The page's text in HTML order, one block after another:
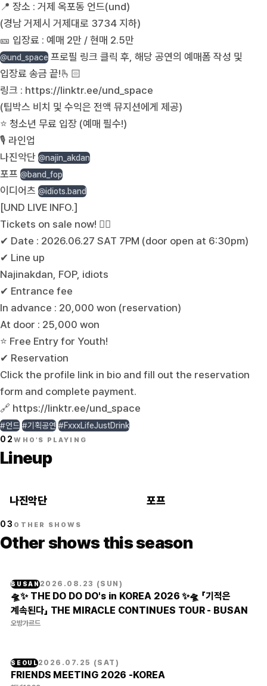
📍 장소 : 거제 옥포동 언드(und)
(경남 거제시 거제대로 3734 지하)
🎫 입장료 : 예매 2만 / 현매 2.5만
@und_space 프로필 링크 클릭 후, 해당 공연의 예매폼 작성 및
입장료 송금 끝!🫰🏻
링크 : https://linktr.ee/und_space
(팁박스 비치 및 수익은 전액 뮤지션에게 제공)
⭐️ 청소년 무료 입장 (예매 필수!)
🎙️ 라인업
나진악단 @najin_akdan
포프 @band_fop
이디어츠 @idiots.band
[UND LIVE INFO.]
Tickets on sale now! ❤️‍🔥
✔ Date : 2026.06.27 SAT 7PM (door open at 6:30pm)
✔ Line up
Najinakdan, FOP, idiots
✔ Entrance fee
In advance : 20,000 won (reservation)
At door : 25,000 won
⭐️ Free Entry for Youth!
✔ Reservation
Click the profile link in bio and fill out the reservation
form and complete payment.
🔗 https://linktr.ee/und_space
#언드 #기획공연 #FxxxLifeJustDrink
02WHO'S PLAYING
Lineup
나진악단 포프
03 OTHER SHOWS
Other shows this season
BUSAN2026.08.23 (SUN )
🛸✨ THE DO DO DO's in KOREA 2026 ✨🛸 「기적은
계속된다」 THE MIRACLE CONTINUES TOUR - BUSAN
오방가르드
SEOUL2026.07.25 (SAT )
FRIENDS MEETING 2026 -KOREA